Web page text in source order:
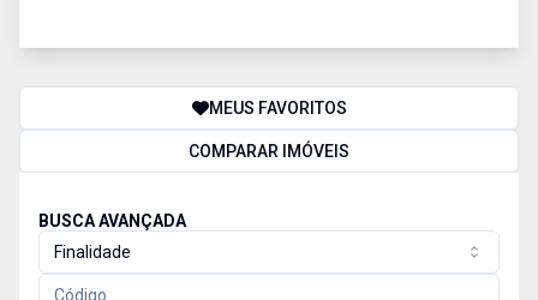
MEUS FAVORITOS
COMPARAR IMÓVEIS
BUSCA AVANÇADA
Finalidade